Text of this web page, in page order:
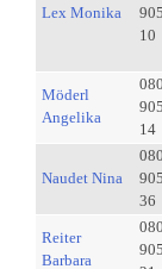
Lex Monika
10
Möderl
Angelika
14
Naudet Nina
36
Reiter
Barbara